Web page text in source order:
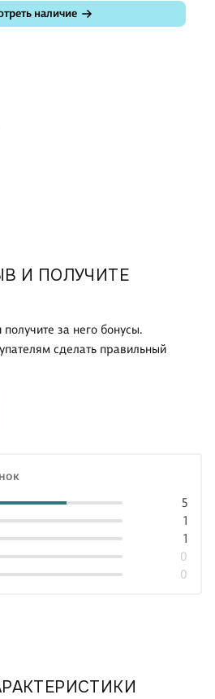
наличие
И ПОЛУЧИТЕ
за него бонусы.
сделать правильный
0
0
1
1
5